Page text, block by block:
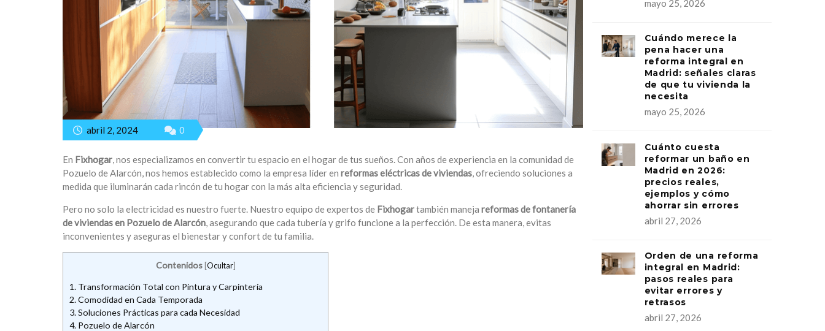
abril 2, 2024 0
En Fixhogar , nos especializamos en convertir tu espacio en el hogar de tus sueños. Con años de experiencia en la comunidad de
Pozuelo de Alarcón, nos hemos establecido como la empresa líder en reformas eléctricas de viviendas , ofreciendo soluciones a
medida que iluminarán cada rincón de tu hogar con la más alta eficiencia y seguridad.
Pero no solo la electricidad es nuestro fuerte. Nuestro equipo de expertos de Fixhogartambién maneja reformas de fontanería
de viviendas en Pozuelo de Alarcón , asegurando que cada tubería y grifo funcione a la perfección. De esta manera, evitas
inconvenientes y aseguras el bienestar y confort de tu familia.
Contenidos [Ocultar]
1. Transformación Total con Pintura y Carpintería
2.Comodidad en Cada Temporada
3.Soluciones Prácticas para cada Necesidad
4. Pozuelo de Alarcón
mayo 25, 2026
Cuándo merece la
pena hacer una
reforma integral en
Madrid: señales claras
de que tu vivienda la
necesita
mayo 25, 2026
Cuánto cuesta
reformar un baño en
Madrid en 2026:
precios reales,
ejemplos y cómo
ahorrar sin errores
abril 27, 2026
Orden de una reforma
integral en Madrid:
pasos reales para
evitar errores y
retrasos
abril 27, 2026